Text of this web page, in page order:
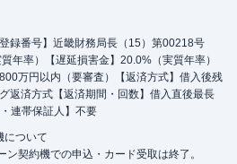
録番号】近畿財務局長（15）第00218号
年率）【遅延損害金】20.0%（実質年率）
万円以内（要審査）【返済方式】借入後残
返済方式【返済期間・回数】借入直後最長
連帯保証人】不要
について
契約機での申込・カード受取は終了。